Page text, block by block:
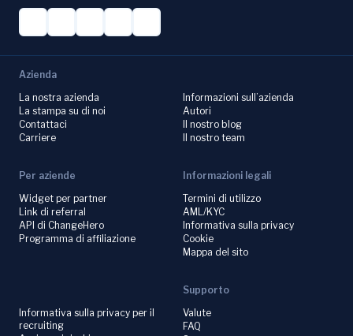
Azienda
La nostra azienda
La stampa su di noi
Contattaci
Carriere
Informazioni sull’azienda
Autori
Il nostro blog
Il nostro team
Per aziende
Widget per partner
Link di referral
API di ChangeHero
Programma di affiliazione
Informazioni legali
Termini di utilizzo
AML/KYC
Informativa sulla privacy
Cookie
Mappa del sito
Informativa sulla privacy per il
recruiting
Supporto
Valute
FAQ